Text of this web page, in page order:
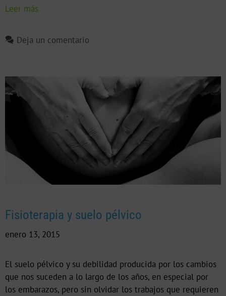
Leer más
Deja un comentario
Fisioterapia y suelo pélvico
enero 13, 2015
El suelo pélvico y su debilidad producida por los cambios
que nos suceden a lo largo de los años, en especial por
los embarazos, pero sin olvidar los trabajos que requieren